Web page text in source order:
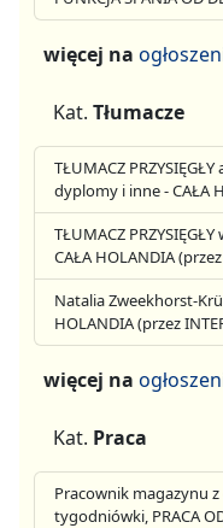
więcej na
Kat. Tłumacze
TŁUMACZ
dyplomy i inne - CAŁA
TŁUMACZ
CAŁA HOLANDIA
Natalia Zweekhorst-
HOLANDIA (przez
więcej na
Kat. Praca
Pracownik magazynu
tygodniówki, PRACA